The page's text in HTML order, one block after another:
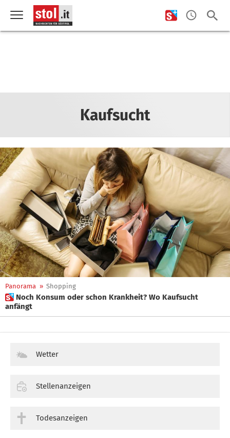
Kaufsucht
Panorama » Shopping
 Noch Konsum oder schon Krankheit? Wo Kaufsucht
anfängt
Wetter
Stellenanzeigen
Todesanzeigen